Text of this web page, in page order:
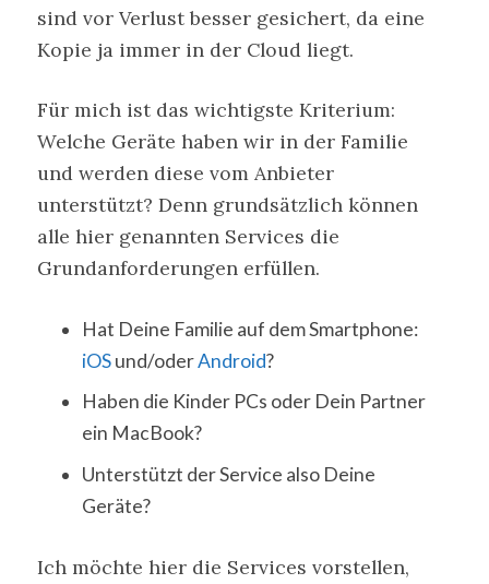
sind vor Verlust besser gesichert, da eine
Kopie ja immer in der Cloud liegt.
Für mich ist das wichtigste Kriterium:
Welche Geräte haben wir in der Familie
und werden diese vom Anbieter
unterstützt? Denn grundsätzlich können
alle hier genannten Services die
Grundanforderungen erfüllen.
Hat Deine Familie auf dem Smartphone:
iOSund/oderAndroid?
Haben die Kinder PCs oder Dein Partner
ein MacBook?
Unterstützt der Service also Deine
Geräte?
Ich möchte hier die Services vorstellen,